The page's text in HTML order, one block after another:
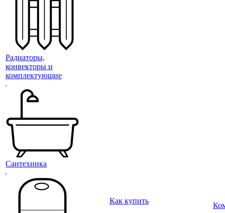
Радиаторы,
конвекторы и
комплектующие
Сантехника
Как купить